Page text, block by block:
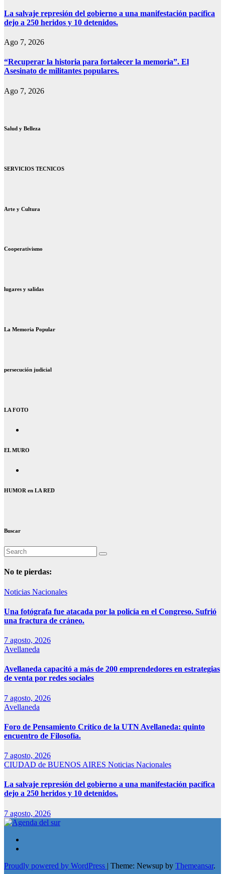
La salvaje represión del gobierno a una manifestación pacífica
dejo a 250 heridos y 10 detenidos.
Ago 7, 2026
“Recuperar la historia para fortalecer la memoria”. El
Asesinato de militantes populares.
Ago 7, 2026
Salud y Belleza
SERVICIOS TECNICOS
Arte y Cultura
Cooperativismo
lugares y salidas
La Memoria Popular
persecución judicial
LA FOTO
EL MURO
HUMOR en LA RED
Buscar
No te pierdas:
Noticias Nacionales
Una fotógrafa fue atacada por la policía en el Congreso. Sufrió
una fractura de cráneo.
7 agosto, 2026
Avellaneda
Avellaneda capacitó a más de 200 emprendedores en estrategias
de venta por redes sociales
7 agosto, 2026
Avellaneda
Foro de Pensamiento Crítico de la UTN Avellaneda: quinto
encuentro de Filosofía.
7 agosto, 2026
CIUDAD de BUENOS AIRES Noticias Nacionales
La salvaje represión del gobierno a una manifestación pacífica
dejo a 250 heridos y 10 detenidos.
7 agosto, 2026
Proudly powered by WordPress | Theme: Newsup by Themeansar.